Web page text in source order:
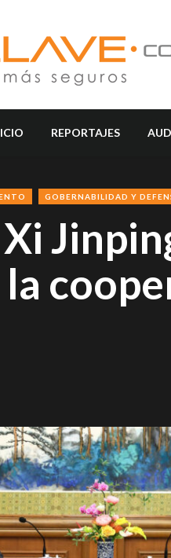
REPORTAJES
GOBERNABILIDAD Y